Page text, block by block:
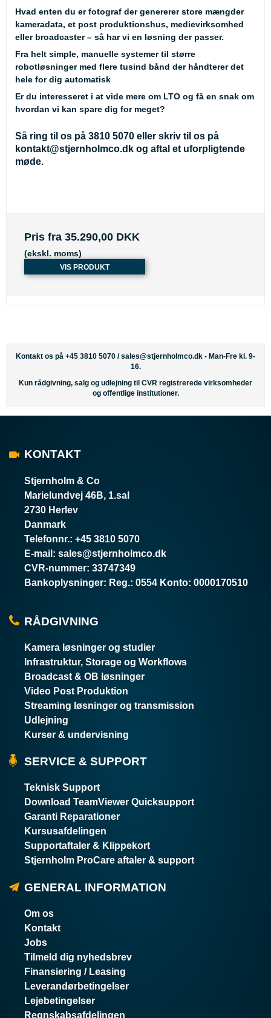
Hvad enten du er fotograf der genererer store mængder
kameradata, et post produktionshus, medievirksomhed
eller broadcaster – så har vi en løsning der passer.
Fra helt simple, manuelle systemer til større
robotløsninger med flere tusind bånd der håndterer det
hele for dig automatisk
Er du interesseret i at vide mere om LTO og få en snak om
hvordan vi kan spare dig for meget?
Så ring til os på 3810 5070 eller skriv til os på
kontakt@stjernholmco.dk og aftal et uforpligtende
møde.
Pris fra 35.290,00 DKK
(ekskl. moms)
VIS PRODUKT
Kontakt os på +45 3810 5070 /sales@stjernholmco.dk - Man-Fre kl. 9-
16.
Kun rådgivning, salg og udlejning til CVR registrerede virksomheder
og offentlige institutioner.
KONTAKT
Stjernholm & Co
Marielundvej 46B, 1.sal
2730 Herlev
Danmark
Telefonnr.: +45 3810 5070
E-mail : sales@stjernholmco.dk
CVR-nummer: 33747349
Bankoplysninger: Reg.: 0554 Konto: 0000170510
RÅDGIVNING
Kamera løsninger og studier
Infrastruktur, Storage og Workflows
Broadcast & OB løsninger
Video Post Produktion
Streaming løsninger og transmission
Udlejning
Kurser & undervisning
SERVICE & SUPPORT
Teknisk Support
Download TeamViewer Quicksupport
Garanti Reparationer
Kursusafdelingen
Supportaftaler & Klippekort
Stjernholm ProCare aftaler & support
GENERAL INFORMATION
Om os
Kontakt
Jobs
Tilmeld dig nyhedsbrev
Finansiering / Leasing
Leverandørbetingelser
Lejebetingelser
Regnskabsafdelingen